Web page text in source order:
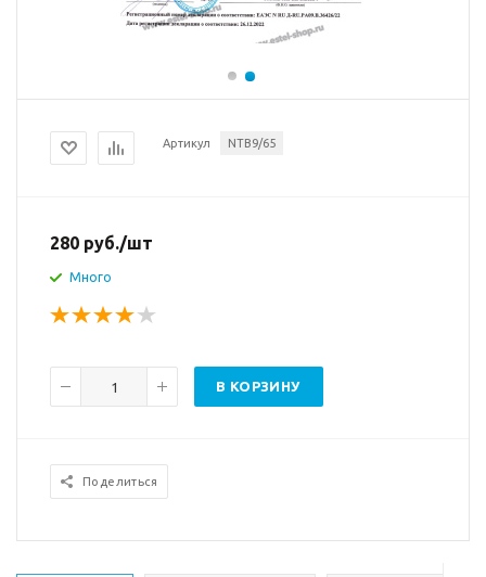
Артикул NTB9/65
280 руб./шт
Много
В КОРЗИНУ
Поделиться